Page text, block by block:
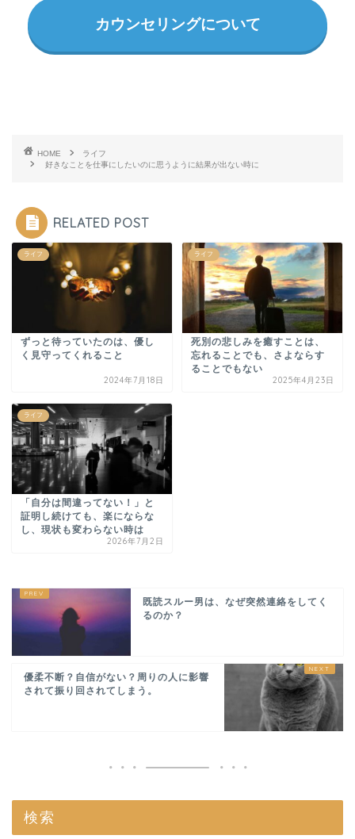
カウンセリングについて
HOME
ライフ
好きなことを仕事にしたいのに思うように結果が出ない時に
RELATED POST
ライフ
ずっと待っていたのは、優し
く見守ってくれること
2024年7月18日
ライフ
死別の悲しみを癒すことは、
忘れることでも、さよならす
ることでもない
2025年4月23日
ライフ
「自分は間違ってない！」と
証明し続けても、楽にならな
し、現状も変わらない時は
2026年7月2日
既読スルー男は、なぜ突然連絡をしてく
るのか？
優柔不断？自信がない？周りの人に影響
されて振り回されてしまう。
検索